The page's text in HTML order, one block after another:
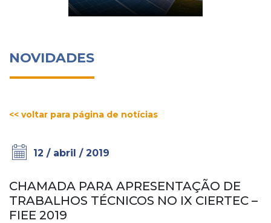
NOVIDADES
<< voltar para página de notícias
12 / abril / 2019
CHAMADA PARA APRESENTAÇÃO DE
TRABALHOS TÉCNICOS NO IX CIERTEC –
FIEE 2019